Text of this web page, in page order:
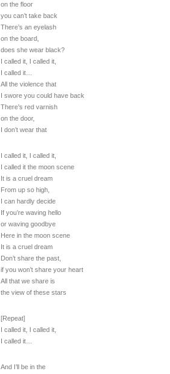
on the floor
you can’t take back
There’s an eyelash
on the board,
does she wear black?
I called it, I called it,
I called it…
All the violence that
I swore you could have back
There’s red varnish
on the door,
I don’t wear that
I called it, I called it,
I called it the moon scene
It is a cruel dream
From up so high,
I can hardly decide
If you’re waving hello
or waving goodbye
Here in the moon scene
It is a cruel dream
Don’t share the past,
if you won’t share your heart
All that we share is
the view of these stars
[Repeat]
I called it, I called it,
I called it…
And I’ll be in the